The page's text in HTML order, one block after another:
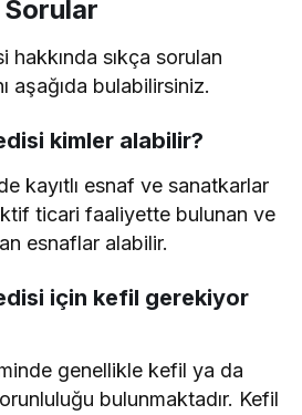
Sorular
sıkça sorulan
aşağıda bulabilirsiniz.
kimler alabilir?
kayıtlı esnaf ve sanatkarlar
ticari faaliyette bulunan ve
esnaflar alabilir.
için kefil gerekiyor
genellikle kefil ya da
bulunmaktadır. Kefil